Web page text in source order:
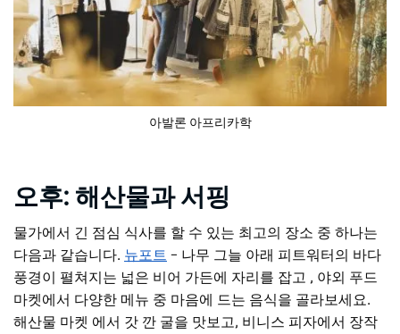
아발론 아프리카학
오후: 해산물과 서핑
물가에서 긴 점심 식사를 할 수 있는 최고의 장소 중 하나는
다음과 같습니다. 뉴포트 – 나무 그늘 아래 피트워터의 바다
풍경이 펼쳐지는 넓은 비어 가든에 자리를 잡고 , 야외 푸드
마켓에서 다양한 메뉴 중 마음에 드는 음식을 골라보세요.
해산물 마켓 에서 갓 깐 굴을 맛보고, 비니스 피자에서 장작